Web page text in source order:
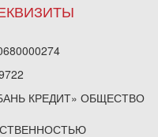
КРЕДИТ» ОБЩЕСТВО